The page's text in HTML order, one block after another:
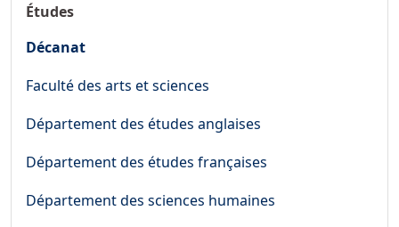
Études
Décanat
Faculté des arts et sciences
Département des études anglaises
Département des études françaises
Département des sciences humaines